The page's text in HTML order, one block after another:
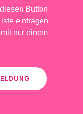
Button
eintragen.
nur einem